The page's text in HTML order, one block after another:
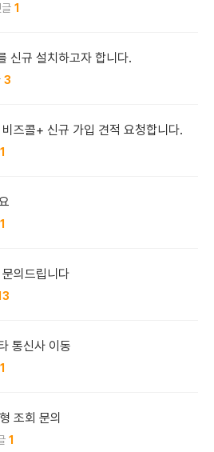
1
신규 설치하고자 합니다.
3
즈콜+ 신규 가입 견적 요청합니다.
1
1
의드립니다
통신사 이동
1
조회 문의
1